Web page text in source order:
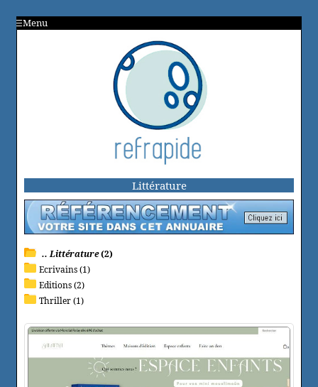
Menu
Littérature
.. Littérature(2)
Ecrivains (1)
Editions (2)
Thriller (1)